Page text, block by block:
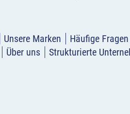
Unsere Marken Häufige Fragen
Über uns Strukturierte